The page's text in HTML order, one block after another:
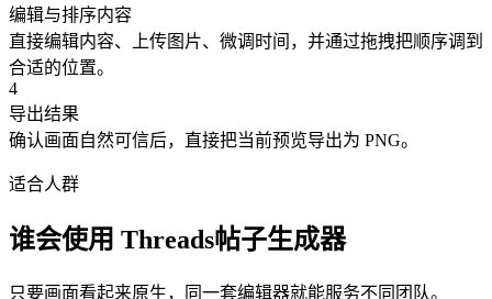
编辑与排序内容
直接编辑内容、上传图片、微调时间，并通过拖拽把顺序调到
合适的位置。
4
导出结果
确认画面自然可信后，直接把当前预览导出为 PNG。
适合人群
谁会使用 Threads帖子生成器
只要画面看起来原生，同一套编辑器就能服务不同团队。